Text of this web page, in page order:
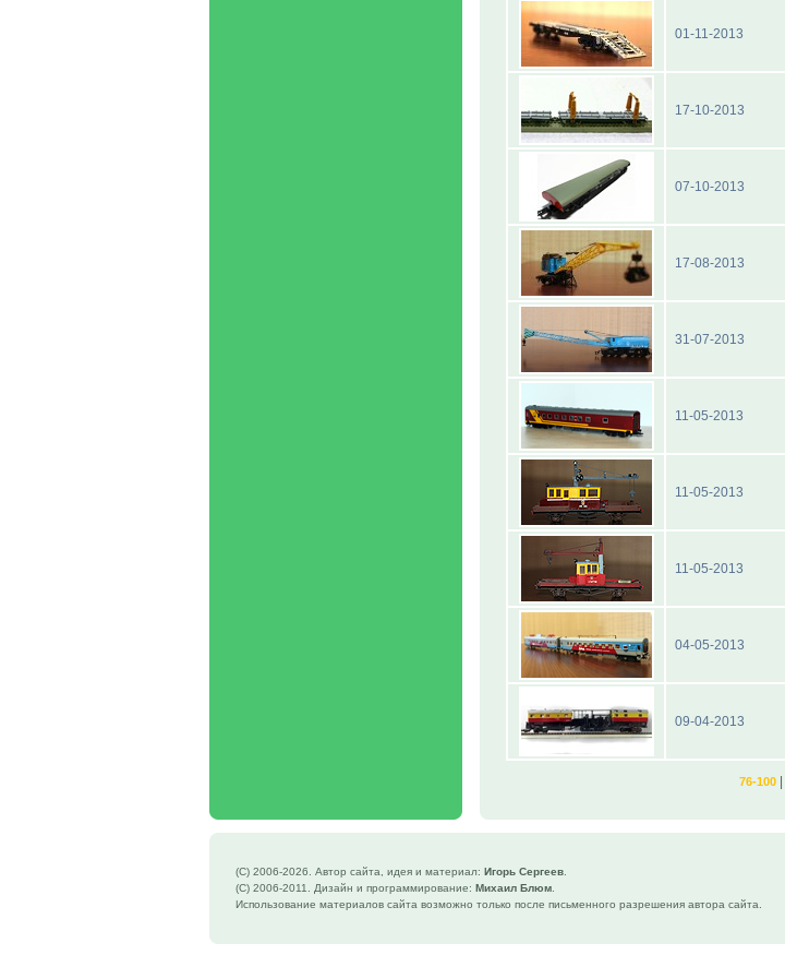
01-11-2013
17-10-2013
07-10-2013
17-08-2013
31-07-2013
11-05-2013
11-05-2013
11-05-2013
04-05-2013
09-04-2013
76-100
(C) 2006-2026. Автор сайта, идея и материал: Игорь Сергеев
(C) 2006-2011. Дизайн и программирование: Михаил Блюм
Использование материалов сайта возможно только после письменного разрешения автора сайта.